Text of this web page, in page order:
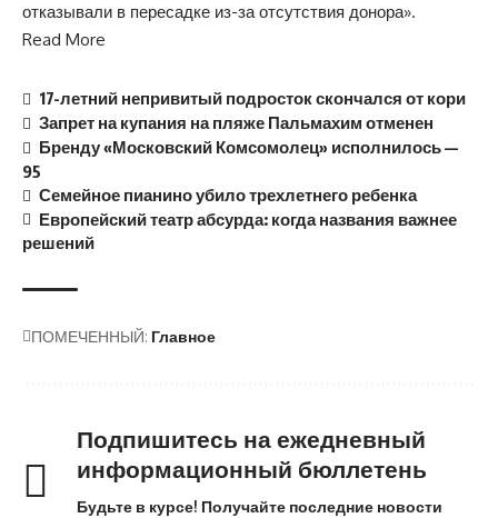
отказывали в пересадке из-за отсутствия донора».
Read More
17-летний непривитый подросток скончался от кори
Запрет на купания на пляже Пальмахим отменен
Бренду «Московский Комсомолец» исполнилось —
95
Семейное пианино убило трехлетнего ребенка
Европейский театр абсурда: когда названия важнее
решений
ПОМЕЧЕННЫЙ: Главное
Подпишитесь на ежедневный
информационный бюллетень
Будьте в курсе! Получайте последние новости